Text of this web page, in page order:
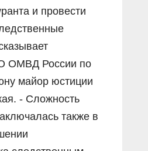
и провести
ОМВД России по
майор юстиции
- Сложность
также в